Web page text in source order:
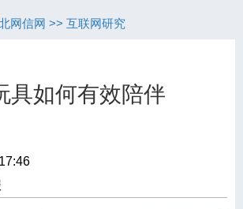
网信网 >> 互联网研究
具如何有效陪伴